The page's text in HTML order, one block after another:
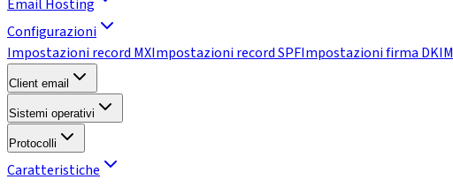
Email Hosting
Configurazioni
Impostazioni record MXImpostazioni record SPFImpostazioni firma DKIM
Client email
Sistemi operativi
Protocolli
Caratteristiche